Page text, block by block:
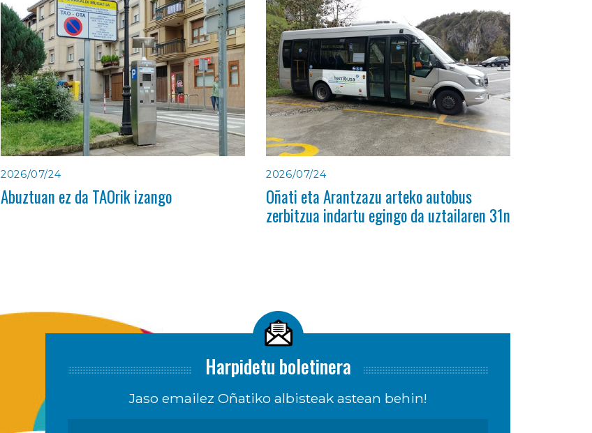
2026/07/24
Abuztuan ez da TAOrik izango
2026/07/24
Oñati eta Arantzazu arteko autobus
zerbitzua indartu egingo da uztailaren 31n
Harpidetu boletinera
Jaso emailez Oñatiko albisteak astean behin!